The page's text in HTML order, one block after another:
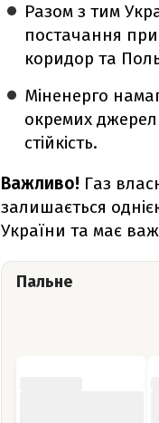
Разом з тим
постачання
коридор та
Міненерго
окремих джерел
стійкість.
Важливо! Газ
залишається
України та має
Пальне